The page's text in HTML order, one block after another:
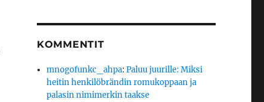
KOMMENTIT
mnogofunkc_ahpa:Paluu juurille: Miksi
heitin henkilöbrändin romukoppaan ja
palasin nimimerkin taakse